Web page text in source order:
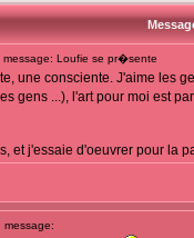
Loufie se pr�sente
une consciente. J'aime les
...), l'art pour moi est
et j'essaie d'oeuvrer pour la